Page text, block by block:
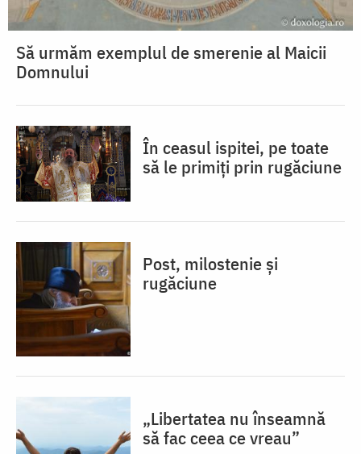
Să urmăm exemplul de smerenie al Maicii
Domnului
În ceasul ispitei, pe toate
să le primiți prin rugăciune
Post, milostenie și
rugăciune
„Libertatea nu înseamnă
să fac ceea ce vreau”